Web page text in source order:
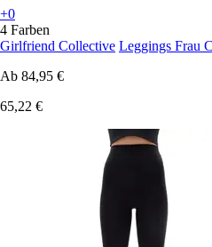
+0
4 Farben
Girlfriend Collective Leggings Frau
Ab 84,95 €
65,22 €